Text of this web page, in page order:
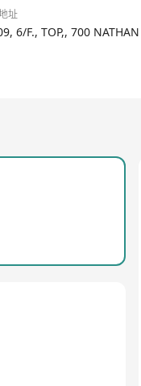
through the
址
6/F., TOP,, 700